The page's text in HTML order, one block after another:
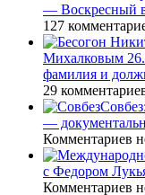
— Воскресный
127
Михалковым
фамилия и
29
—
Комментариев
с Федором
Комментариев